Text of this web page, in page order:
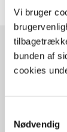
Vi bruger
bunden af
cookies
Nødvendig
Artikler